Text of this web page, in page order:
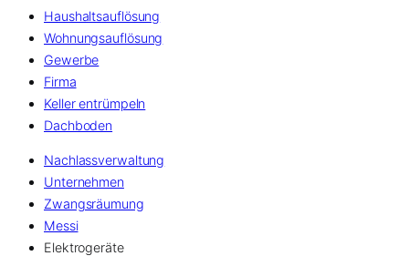
Haushaltsauflösung
Wohnungsauflösung
Gewerbe
Firma
Keller entrümpeln
Dachboden
Nachlassverwaltung
Unternehmen
Zwangsräumung
Messi
Elektrogeräte